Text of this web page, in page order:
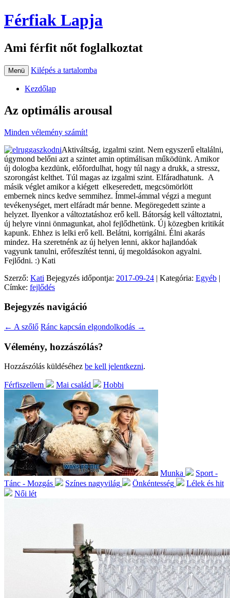
Férfiak Lapja
Ami férfit nőt foglalkoztat
Menü Kilépés a tartalomba
Kezdőlap
Az optimális arousal
Minden vélemény számít!
Aktiváltság, izgalmi szint. Nem egyszerű eltalálni,
úgymond belőni azt a szintet amin optimálisan működünk. Amikor
új dologba kezdünk, előfordulhat, hogy túl nagy a drukk, a stressz,
szorongást kelthet. Túl magas az izgalmi szint. Elfáradhatunk. A
másik véglet amikor a kiégett elkeseredett, megcsömörlött
embernek nincs kedve semmihez. Ímmel-ámmal végzi a megunt
tevékenységet, mert elfáradt már benne. Megöregedett szinte a
helyzet. Ilyenkor a változtatáshoz erő kell. Bátorság kell változtatni,
új helyre vinni önmagunkat, ahol fejlődhetünk. Új közegben kritikát
kapunk. Ehhez is lelki erő kell. Belátni, korrigálni. Élni akarás
mindez. Ha szeretnénk az új helyen lenni, akkor hajlandóak
vagyunk tanulni, erőfeszítést tenni, új megoldásokon agyalni.
Fejlődni. :) Kati
Szerző: Kati Bejegyzés időpontja: 2017-09-24 | Kategória: Egyéb |
Címke: fejlődés
Bejegyzés navigáció
← A szőlő Ránc kapcsán elgondolkodás →
Vélemény, hozzászólás?
Hozzászólás küldéséhez be kell jelentkezni.
Férfiszellem Mai család Hobbi
Munka
Sport -
Tánc - Mozgás
Színes nagyvilág Önkéntesség
Lélek és hit
Női lét